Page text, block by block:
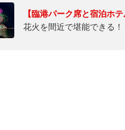
【臨港パーク席と宿泊ホ
花火を間近で堪能できる